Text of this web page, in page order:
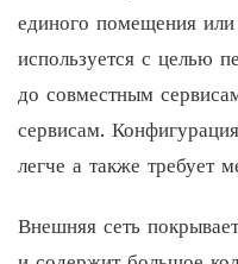
единого помещения
используется с целью
до совместным
сервисам.
легче а также требует
Внешняя сеть